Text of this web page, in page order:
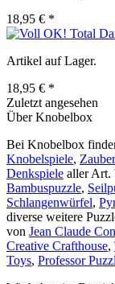
18,95 € *
Artikel auf Lager.
18,95 € *
Zuletzt angesehen
Über Knobelbox
Bei Knobelbox
Knobelspiele,
Denkspiele aller Art.
Bambuspuzzle,
Schlangenwürfel,
diverse weitere
von Jean Claude
Creative Crafthouse,
Toys, Professor